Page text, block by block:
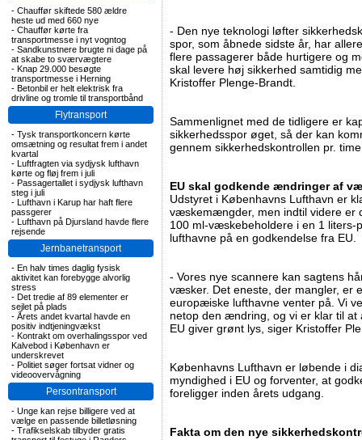
- Chauffør skiftede 580 ældre
heste ud med 660 nye
- Chauffør kørte fra
transportmesse i nyt vogntog
- Sandkunstnere brugte ni dage på
at skabe to sværvægtere
- Knap 29.000 besøgte
transportmesse i Herning
- Betonbil er helt elektrisk fra
drivline og tromle til transportbånd
Flytransport
- Tysk transportkoncern kørte
omsætning og resultat frem i andet
kvartal
- Luftfragten via sydjysk lufthavn
kørte og fløj frem i juli
- Passagertallet i sydjysk lufthavn
steg i juli
- Lufthavn i Karup har haft flere
passgerer
- Lufthavn på Djursland havde flere
rejsende
Jernbanetransport
- En halv times daglig fysisk
aktivitet kan forebygge alvorlig
stress
- Det tredie af 89 elementer er
sejlet på plads
- Årets andet kvartal havde en
positiv indtjeningvækst
- Kontrakt om overhalingsspor ved
Kalvebod i København er
underskrevet
- Politiet søger fortsat vidner og
videoovervågning
Persontransport
- Unge kan rejse billigere ved at
vælge en passende billetløsning
- Trafikselskab tilbyder gratis
- Den nye teknologi løfter
spor, som åbnede sidste år, har
flere passagerer både hurtigere og
skal levere høj sikkerhed samtidig
Kristoffer Plenge-Brandt.
Sammenlignet med de tidligere er
sikkerhedsspor øget, så der kan
gennem sikkerhedskontrollen pr.
EU skal godkende ændringer af
Udstyret i Københavns Lufthavn er
væskemængder, men indtil videre er
100 ml-væskebeholdere i en 1
lufthavne på en godkendelse fra EU.
- Vores nye scannere kan sagtens
væsker. Det eneste, der mangler, er
europæiske lufthavne venter på. Vi
netop den ændring, og vi er klar til
EU giver grønt lys, siger Kristoffer
Københavns Lufthavn er løbende i
myndighed i EU og forventer, at
foreligger inden årets udgang.
Fakta om den nye